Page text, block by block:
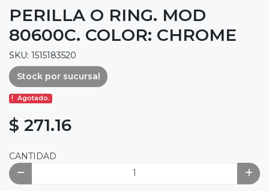
PERILLA O RING. MOD
80600C. COLOR: CHROME
SKU: 1515183520
Stock por sucursal
Agotado.
$ 271.16
CANTIDAD